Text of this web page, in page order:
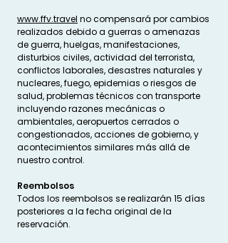
www.ffv.travel no compensará por cambios
realizados debido a guerras o amenazas
de guerra, huelgas, manifestaciones,
disturbios civiles, actividad del terrorista,
conflictos laborales, desastres naturales y
nucleares, fuego, epidemias o riesgos de
salud, problemas técnicos con transporte
incluyendo razones mecánicas o
ambientales, aeropuertos cerrados o
congestionados, acciones de gobierno, y
acontecimientos similares más allá de
nuestro control. ​
Reembolsos
Todos los reembolsos se realizarán 15 días
posteriores a la fecha original de la
reservación.​